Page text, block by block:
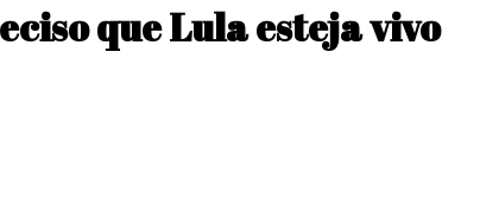
que Lula esteja vivo